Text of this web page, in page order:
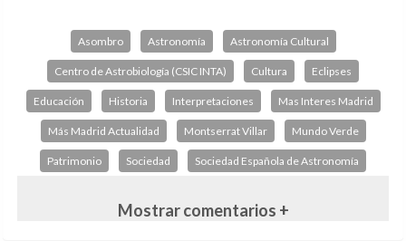
Asombro Astronomía Astronomía Cultural
Centro de Astrobiología (CSIC INTA) Cultura Eclipses
Educación Historia Interpretaciones Mas Interes Madrid
Más Madrid Actualidad Montserrat Villar Mundo Verde
Patrimonio Sociedad Sociedad Española de Astronomía
Mostrar comentarios +